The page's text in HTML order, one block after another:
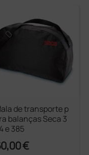
de transporte p
balanças Seca 3
e 385
€